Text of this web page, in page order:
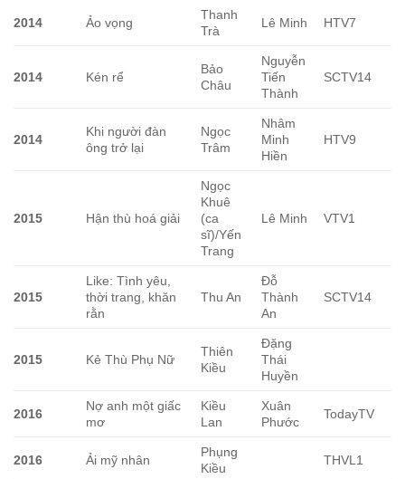
2014 Ảo vọng
Thanh
Trà
Lê Minh HTV7
2014 Kén rể
Bảo
Châu
Nguyễn
Tiến
Thành
SCTV14
2014
Khi người đàn
ông trở lại
Ngọc
Trâm
Nhâm
Minh
Hiền
HTV9
2015 Hận thù hoá giải
Ngọc
Khuê
(ca
sĩ)/Yến
Trang
Lê Minh VTV1
2015
Like: Tình yêu,
thời trang, khăn
rằn
Thu An
Đỗ
Thành
An
SCTV14
2015 Kẻ Thù Phụ Nữ
Thiên
Kiều
Đặng
Thái
Huyền
2016
Nợ anh một giấc
mơ
Kiều
Lan
Xuân
Phước
TodayTV
2016 Ải mỹ nhân
Phụng
Kiều
THVL1